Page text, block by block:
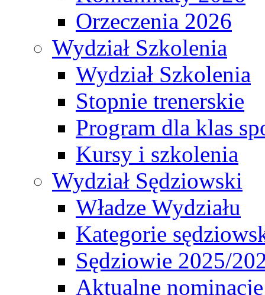
Orzeczenia 2026
Wydział Szkolenia
Wydział Szkolenia
Stopnie trenerskie
Program dla klas
Kursy i szkolenia
Wydział Sędziowski
Władze Wydziału
Kategorie
Sędziowie 2025/
Aktualne